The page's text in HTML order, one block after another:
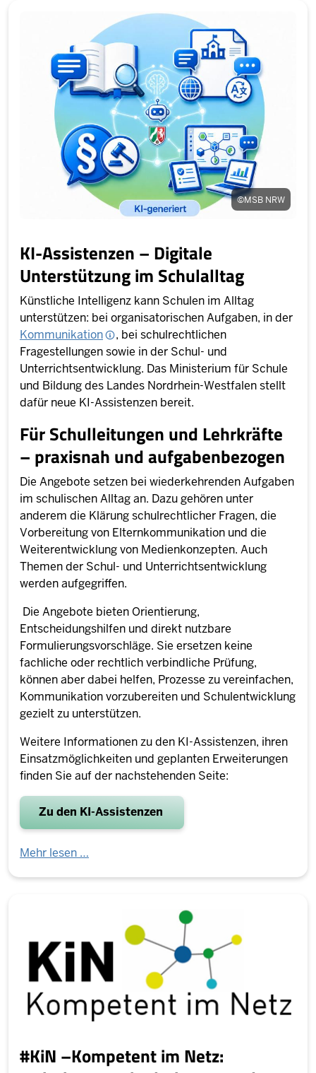
©MSB NRW
KI-Assistenzen – Digitale
Unterstützung im Schulalltag
Künstliche Intelligenz kann Schulen im Alltag
unterstützen: bei organisatorischen Aufgaben, in der
Kommunikation
, bei schulrechtlichen
Fragestellungen sowie in der Schul- und
Unterrichtsentwicklung. Das Ministerium für Schule
und Bildung des Landes Nordrhein-Westfalen stellt
dafür neue KI-Assistenzen bereit.
Für Schulleitungen und Lehrkräfte
– praxisnah und aufgabenbezogen
Die Angebote setzen bei wiederkehrenden Aufgaben
im schulischen Alltag an. Dazu gehören unter
anderem die Klärung schulrechtlicher Fragen, die
Vorbereitung von Elternkommunikation und die
Weiterentwicklung von Medienkonzepten. Auch
Themen der Schul- und Unterrichtsentwicklung
werden aufgegriffen.
Die Angebote bieten Orientierung,
Entscheidungshilfen und direkt nutzbare
Formulierungsvorschläge. Sie ersetzen keine
fachliche oder rechtlich verbindliche Prüfung,
können aber dabei helfen, Prozesse zu vereinfachen,
Kommunikation vorzubereiten und Schulentwicklung
gezielt zu unterstützen.
Weitere Informationen zu den KI-Assistenzen, ihren
Einsatzmöglichkeiten und geplanten Erweiterungen
finden Sie auf der nachstehenden Seite:
Zu den KI-Assistenzen
Mehr lesen …
#KiN –Kompetent im Netz: